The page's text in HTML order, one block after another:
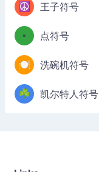
☮️ 王子符号
• 点符号
🍽️ 洗碗机符号
☘️ 凯尔特人符号